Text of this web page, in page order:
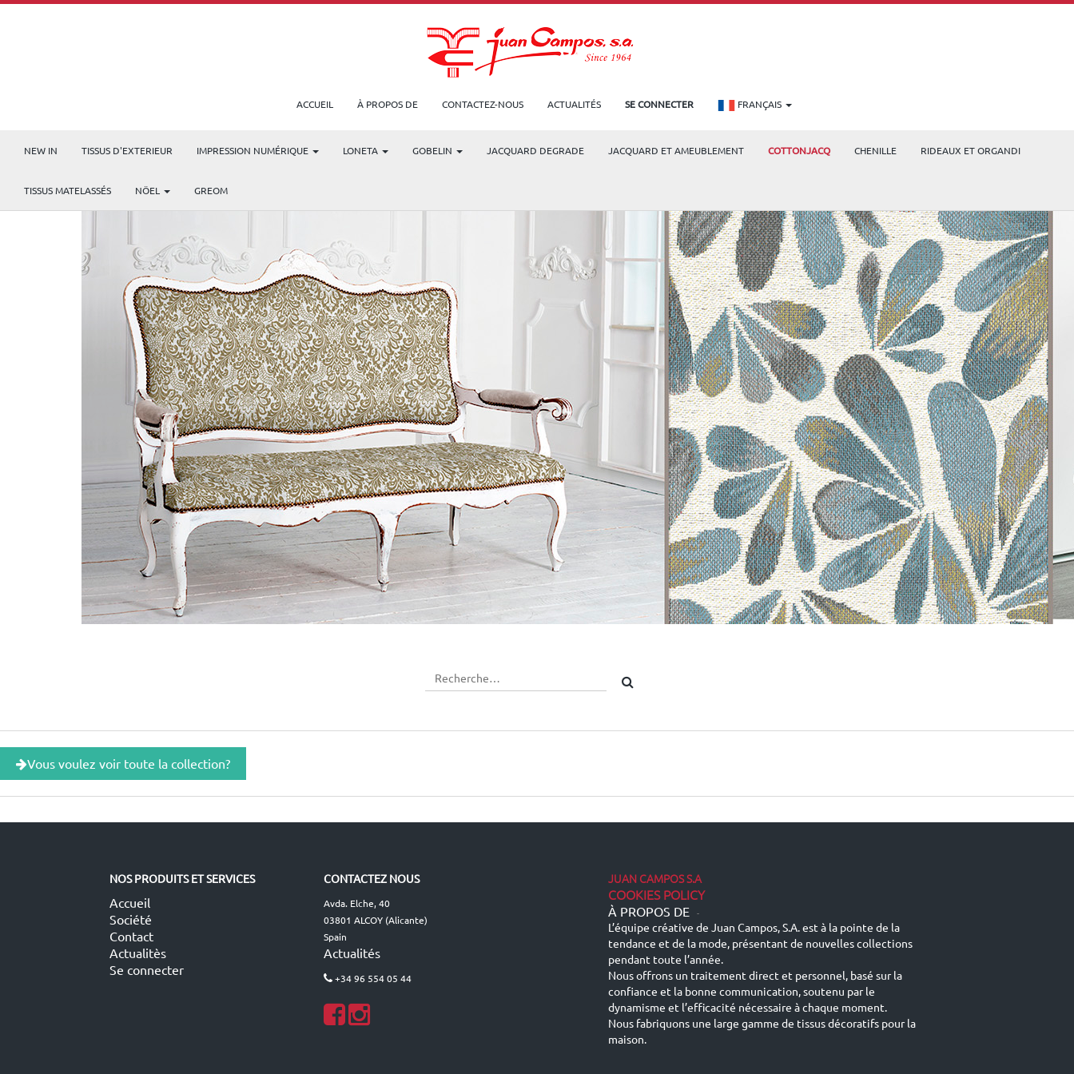
ACCUEIL À PROPOS DE CONTACTEZ-NOUS ACTUALITÉS SE CONNECTER FRANÇAIS
NEW IN TISSUS D'EXTERIEUR IMPRESSION NUMÉRIQUE LONETA GOBELIN JACQUARD DEGRADE JACQUARD ET AMEUBLEMENT COTTONJACQ CHENILLE RIDEAUX ET ORGANDI
TISSUS MATELASSÉS NÖEL GREOM
Vous voulez voir toute la collection?
NOS PRODUITS ET SERVICES
Accueil
Société
Contact
Actualitès
Se connecter
CONTACTEZ NOUS
Avda. Elche, 40
03801 ALCOY (Alicante)
Spain
Actualités
+34 96 554 05 44
JUAN CAMPOS S.A
COOKIES POLICY
À PROPOS DE -
L’équipe créative de Juan Campos, S.A. est à la pointe de la
tendance et de la mode, présentant de nouvelles collections
pendant toute l’année.
Nous offrons un traitement direct et personnel, basé sur la
confiance et la bonne communication, soutenu par le
dynamisme et l’efficacité nécessaire à chaque moment.
Nous fabriquons une large gamme de tissus décoratifs pour la
maison.